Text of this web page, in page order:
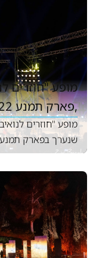
מופע "חוזרים
,פארק תמנע 2022
מופע "חוזרים
שנערך בפארק תמנע 2022